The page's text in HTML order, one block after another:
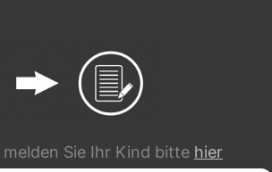
Sie Ihr Kind bitte hier